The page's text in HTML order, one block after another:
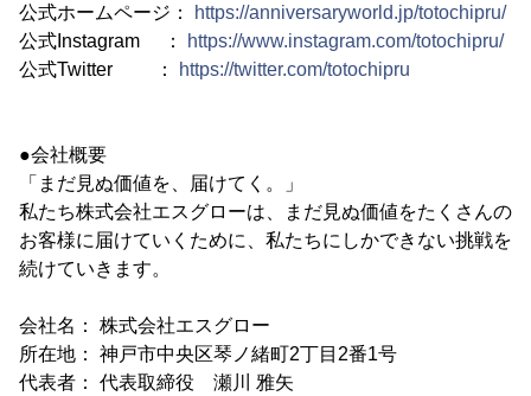
公式ホームページ：
https://anniversaryworld.jp/totochipru/
公式Instagram ：
https://www.instagram.com/totochipru/
公式Twitter ：
https://twitter.com/totochipru
●会社概要
「まだ見ぬ価値を、届けてく。」
私たち株式会社エスグローは、まだ見ぬ価値をたくさんの
お客様に届けていくために、私たちにしかできない挑戦を
続けていきます。
会社名： 株式会社エスグロー
所在地： 神戸市中央区琴ノ緒町2丁目2番1号
代表者： 代表取締役 瀬川 雅矢